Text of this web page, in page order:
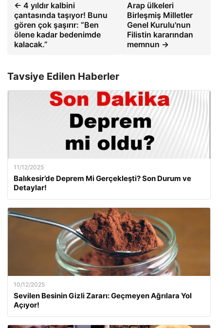
← 4 yıldır kalbini
çantasında taşıyor! Bunu
gören çok şaşırır: “Ben
ölene kadar bedenimde
kalacak.”
Arap ülkeleri
Birleşmiş Milletler
Genel Kurulu'nun
Filistin kararından
memnun →
Tavsiye Edilen Haberler
11/12/2025
Balıkesir’de Deprem Mi Gerçekleşti? Son Durum ve
Detaylar!
10/12/2025
Sevilen Besinin Gizli Zararı: Geçmeyen Ağrılara Yol
Açıyor!